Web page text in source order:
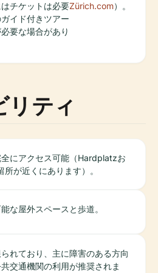
チケットは必要
イド付きツアー
要な場合があり
Zürich.com）。
リティ
にアクセス可能（Hardplatzお
が近くにあります）。
な屋外スペースと歩道。
れており、主に障害のある方向
交通機関の利用が推奨されま